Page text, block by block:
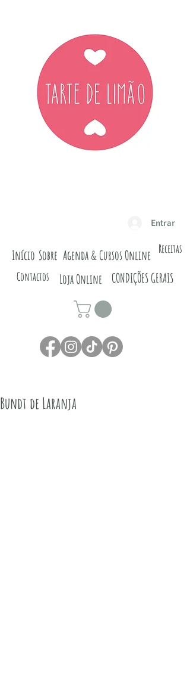
Entrar
Início Sobre Agenda & Cursos Online
Loja Online
CONDIÇÕES GERAIS
Receitas
Contactos
Bundt de Laranja